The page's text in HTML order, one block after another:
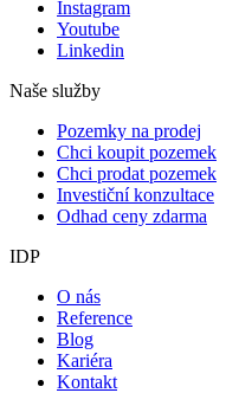
Instagram
Youtube
Linkedin
Naše služby
Pozemky na prodej
Chci koupit pozemek
Chci prodat pozemek
Investiční konzultace
Odhad ceny zdarma
IDP
O nás
Reference
Blog
Kariéra
Kontakt